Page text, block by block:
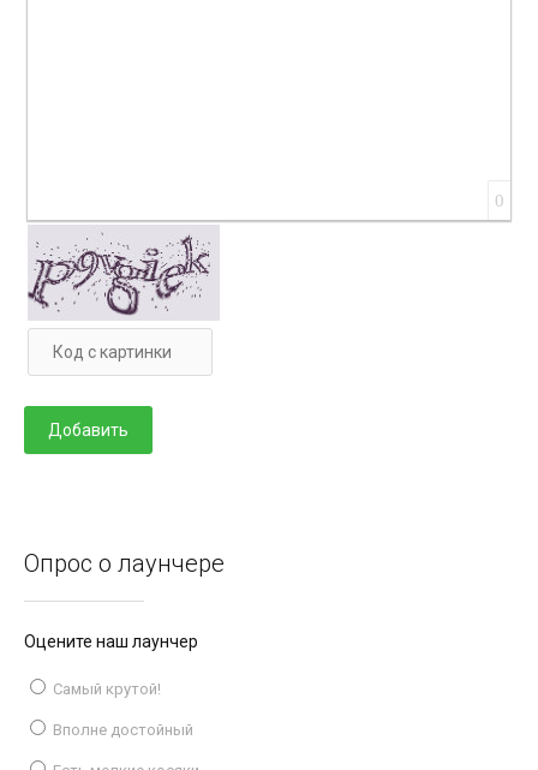
0
Опрос о лаунчере
Оцените наш лаунчер
Самый крутой!
Вполне достойный